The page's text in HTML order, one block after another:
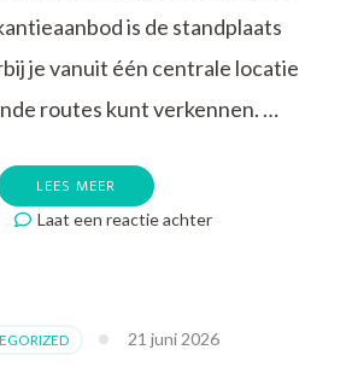
is de standplaats
je vanuit één centrale locatie
routes kunt verkennen. …
LEES MEER
Laat een reactie achterop
een
21 juni 2026